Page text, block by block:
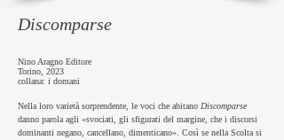
Discomparse
Nino Aragno Editore
Torino, 2023
collana: i domani
Nella loro varietà sorprendente, le voci che abitano Discomparse
danno parola agli «svociati, gli sfigurati del margine, che i discorsi
dominanti negano, cancellano, dimenticano». Così se nella Scolta si